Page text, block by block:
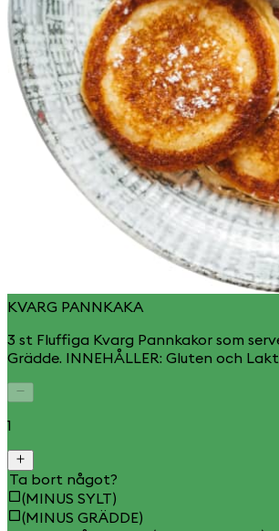
KVARG PANNKAKA
3 st Fluffiga Kvarg Pannkakor som
Grädde. INNEHÅLLER: Gluten och
1
Ta bort något?
(MINUS SYLT)
(MINUS GRÄDDE)